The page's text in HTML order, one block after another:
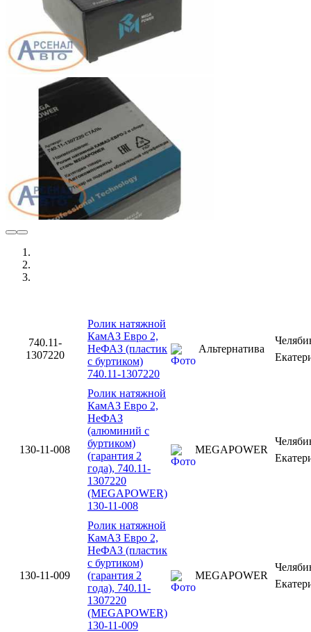
740.11-
1307220
Ролик натяжной
КамАЗ Евро 2,
НеФАЗ (пластик
с буртиком)
740.11-1307220
Альтернатива
130-11-008
Ролик натяжной
КамАЗ Евро 2,
НеФАЗ
(алюминий с
буртиком)
(гарантия 2
года), 740.11-
1307220
(MEGAPOWER)
130-11-008
MEGAPOWER
130-11-009
Ролик натяжной
КамАЗ Евро 2,
НеФАЗ (пластик
с буртиком)
(гарантия 2
года), 740.11-
1307220
(MEGAPOWER)
130-11-009
MEGAPOWER